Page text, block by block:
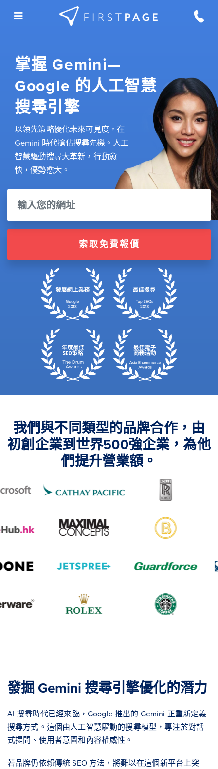
掌握 Gemini—
Google 的人工智慧
搜尋引擎
以領先策略優化未來可見度，在
Gemini 時代搶佔搜尋先機。人工
智慧驅動搜尋大革新，行動愈
快，優勢愈大。
索取免費報價
我們與不同類型的品牌合作，由
初創企業到世界500強企業，為他
們提升營業額。
發掘 Gemini 搜尋引擎優化的潛力
AI 搜尋時代已經來臨，Google 推出的 Gemini 正重新定義
搜尋方式。這個由人工智慧驅動的搜尋模型，專注於對話
式提問、使用者意圖和內容權威性。
若品牌仍依賴傳統 SEO 方法，將難以在這個新平台上突